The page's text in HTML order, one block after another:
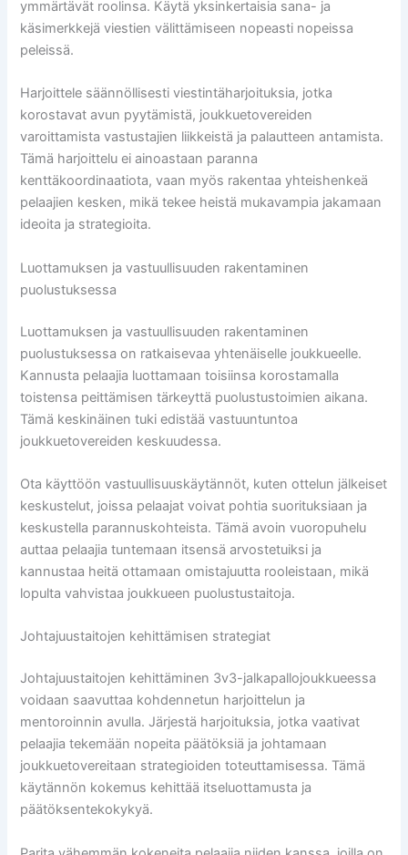
ymmärtävät roolinsa. Käytä yksinkertaisia sana- ja
käsimerkkejä viestien välittämiseen nopeasti nopeissa
peleissä.
Harjoittele säännöllisesti viestintäharjoituksia, jotka
korostavat avun pyytämistä, joukkuetovereiden
varoittamista vastustajien liikkeistä ja palautteen antamista.
Tämä harjoittelu ei ainoastaan paranna
kenttäkoordinaatiota, vaan myös rakentaa yhteishenkeä
pelaajien kesken, mikä tekee heistä mukavampia jakamaan
ideoita ja strategioita.
Luottamuksen ja vastuullisuuden rakentaminen
puolustuksessa
Luottamuksen ja vastuullisuuden rakentaminen
puolustuksessa on ratkaisevaa yhtenäiselle joukkueelle.
Kannusta pelaajia luottamaan toisiinsa korostamalla
toistensa peittämisen tärkeyttä puolustustoimien aikana.
Tämä keskinäinen tuki edistää vastuuntuntoa
joukkuetovereiden keskuudessa.
Ota käyttöön vastuullisuuskäytännöt, kuten ottelun jälkeiset
keskustelut, joissa pelaajat voivat pohtia suorituksiaan ja
keskustella parannuskohteista. Tämä avoin vuoropuhelu
auttaa pelaajia tuntemaan itsensä arvostetuiksi ja
kannustaa heitä ottamaan omistajuutta rooleistaan, mikä
lopulta vahvistaa joukkueen puolustustaitoja.
Johtajuustaitojen kehittämisen strategiat
Johtajuustaitojen kehittäminen 3v3-jalkapallojoukkueessa
voidaan saavuttaa kohdennetun harjoittelun ja
mentoroinnin avulla. Järjestä harjoituksia, jotka vaativat
pelaajia tekemään nopeita päätöksiä ja johtamaan
joukkuetovereitaan strategioiden toteuttamisessa. Tämä
käytännön kokemus kehittää itseluottamusta ja
päätöksentekokykyä.